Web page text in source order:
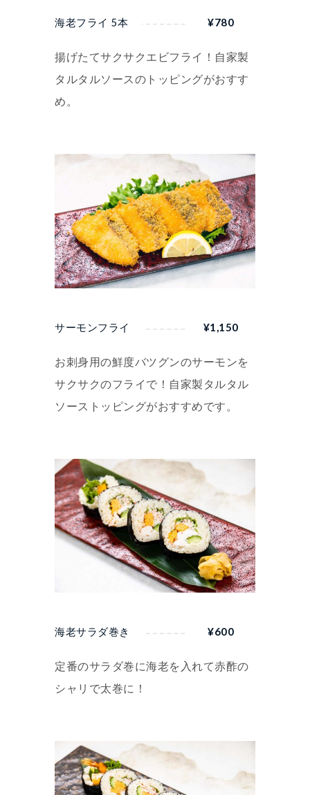
海老フライ 5本 ¥780
揚げたてサクサクエビフライ！自家製
タルタルソースのトッピングがおすす
め。
サーモンフライ ¥1,150
お刺身用の鮮度バツグンのサーモンを
サクサクのフライで！自家製タルタル
ソーストッピングがおすすめです。
海老サラダ巻き ¥600
定番のサラダ巻に海老を入れて赤酢の
シャリで太巻に！